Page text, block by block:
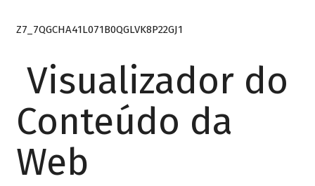
Z7_7QGCHA41L071B0QGLVK8P22GJ1
Visualizador do
Conteúdo da
Web